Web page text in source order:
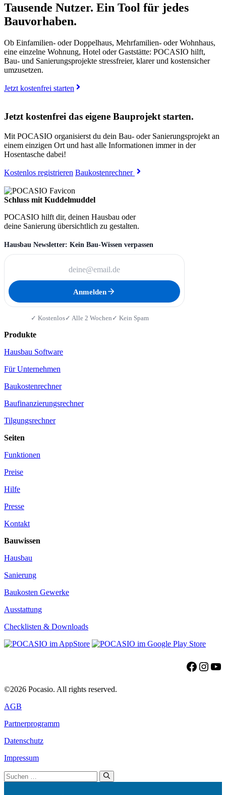
Tausende Nutzer. Ein Tool für jedes
Bauvorhaben.
Ob Einfamilien- oder Doppelhaus, Mehrfamilien- oder Wohnhaus,
eine einzelne Wohnung, Hotel oder Gaststätte: POCASIO hilft,
Bau- und Sanierungsprojekte stressfreier, klarer und kostensicher
umzusetzen.
Jetzt kostenfrei starten
Jetzt kostenfrei das eigene Bauprojekt starten.
Mit POCASIO organisierst du dein Bau- oder Sanierungsprojekt an
einem einzigen Ort und hast alle Informationen immer in der
Hosentasche dabei!
Kostenlos registrieren Baukostenrechner
Schluss mit Kuddelmuddel
POCASIO hilft dir, deinen Hausbau oder
deine Sanierung übersichtlich zu gestalten.
Hausbau Newsletter: Kein Bau-Wissen verpassen
Anmelden
✓ Kostenlos✓ Alle 2 Wochen ✓ Kein Spam
Produkte
Hausbau Software
Für Unternehmen
Baukostenrechner
Baufinanzierungsrechner
Tilgungsrechner
Seiten
Funktionen
Preise
Hilfe
Presse
Kontakt
Bauwissen
Hausbau
Sanierung
Baukosten Gewerke
Ausstattung
Checklisten & Downloads
©2026 Pocasio. All rights reserved.
AGB
Partnerprogramm
Datenschutz
Impressum
Suchen
nach: